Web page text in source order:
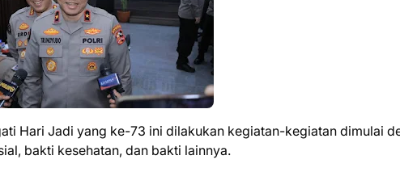
Hari Jadi yang ke-73 ini dilakukan kegiatan-kegiatan dimulai
bakti kesehatan, dan bakti lainnya.